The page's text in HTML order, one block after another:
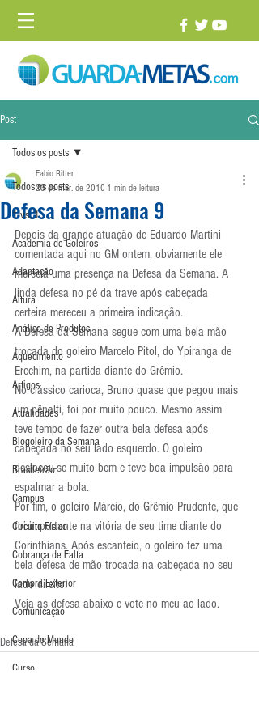
Post
Todos os posts
1 vs. 1
Academia de Goleiros
Adaptação
Altura
Análise de Produtos
Aquecimento
Artigos
Atualidades
Blogoleiro da Semana
Brasileirão
Campus
Circuito Físico
Cobrança de Falta
Compra Exterior
Comunicação
Copa do Mundo
Curso
Todos os posts
Defesa da Semana 9
Fabio Ritter
23 de mar. de 2010 1 min de leitura
Depois da grande atuação de Eduardo Martini
comentada aqui no GM ontem, obviamente ele
merecia uma presença na Defesa da Semana. A
linda defesa no pé da trave após cabeçada
certeira mereceu a primeira indicação.
A Defesa da Semana segue com uma bela mão
trocada do goleiro Marcelo Pitol, do Ypiranga de
Erechim, na partida diante do Grêmio.
No clássico carioca, Bruno quase que pegou mais
um pênalti, foi por muito pouco. Mesmo assim
teve tempo de fazer outra bela defesa após
cabeçada no seu lado esquerdo. O goleiro
deslocou-se muito bem e teve boa impulsão para
espalmar a bola.
Por fim, o goleiro Márcio, do Grêmio Prudente, que
foi importante na vitória de seu time diante do
Corinthians. Após escanteio, o goleiro fez uma
bela defesa de mão trocada na cabeçada no seu
lado direito.
Veja as defesa abaixo e vote no meu ao lado.
Defesa da Semana